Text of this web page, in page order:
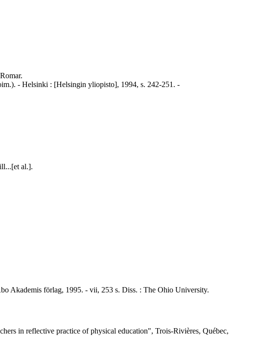
- Helsinki : [Helsingin yliopisto], 1994, s. 242-251. -
al.].
Akademis förlag, 1995. - vii, 253 s. Diss. : The Ohio University.
in reflective practice of physical education", Trois-Rivières, Québec,